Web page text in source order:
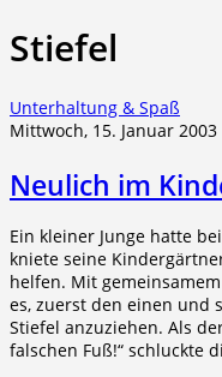
Stiefel
Unterhaltung & Spaß
Mittwoch, 15. Januar 2003
Neulich im
Ein kleiner Junge hatte
kniete seine
helfen. Mit
es, zuerst den einen und
Stiefel anzuziehen. Als
falschen Fuß!“ schluckte